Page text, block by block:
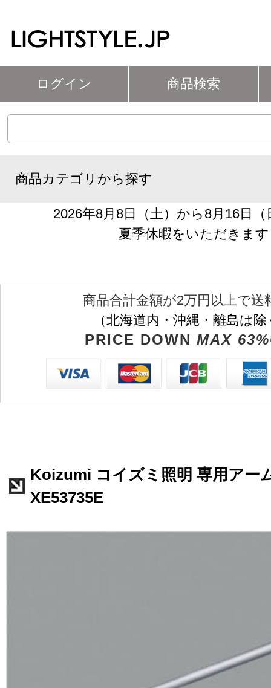
ログイン 商品検索
商品カテゴリから探す
2026年8月8日（土）から8月16日
夏季休暇をいただきます
商品合計金額が2万円以上で送
（北海道内・沖縄・離島は
PRICE DOWN MAX
Koizumi コイズミ照明 専用アー
XE53735E